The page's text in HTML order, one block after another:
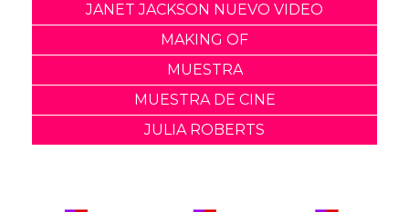
JANET JACKSON NUEVO VIDEO
MAKING OF
MUESTRA
MUESTRA DE CINE
JULIA ROBERTS